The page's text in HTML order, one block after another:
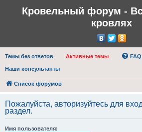
Кровельный форум -
кровлях
Темы без ответов Активные темы FAQ
Наши консультанты
Список форумов
Пожалуйста, авторизуйтесь для
раздел.
Имя пользователя: